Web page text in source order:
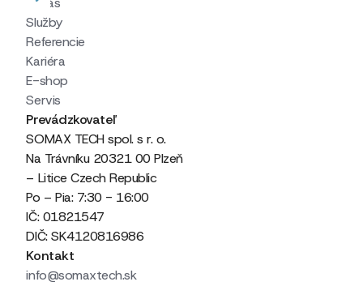
Služby
Referencie
Kariéra
E-shop
Servis
Prevádzkovateľ
SOMAX TECH spol. s r. o.
Na Trávníku 20321 00 Plzeň
– Litice Czech Republic
Po – Pia: 7:30 - 16:00
IČ: 01821547
DIČ: SK4120816986
Kontakt
info@somaxtech.sk